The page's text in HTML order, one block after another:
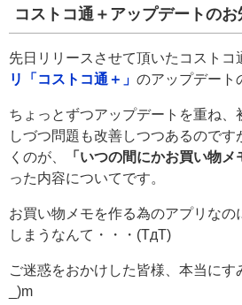
コストコ通＋アップデートのお
先日リリースさせて頂いたコストコ
リ「コストコ通＋」 のアップデート
ちょっとずつアップデートを重ね、
しづつ問題も改善しつつあるので
くのが、
「いつの間にかお買い物メ
った内容についてです。
お買い物メモを作る為のアプリなの
しまうなんて・・・(TдT)
ご迷惑をおかけした皆様、本当にす
_)m